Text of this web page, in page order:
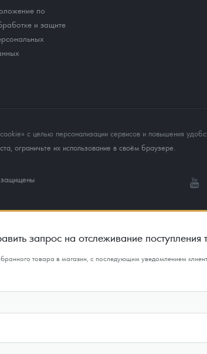
по
и защите
с целью персонализации сервисов и повышения
ограничьте их использование в своём браузере.
запрос на отслеживание поступления
товара в магазин, с последующим уведомлением